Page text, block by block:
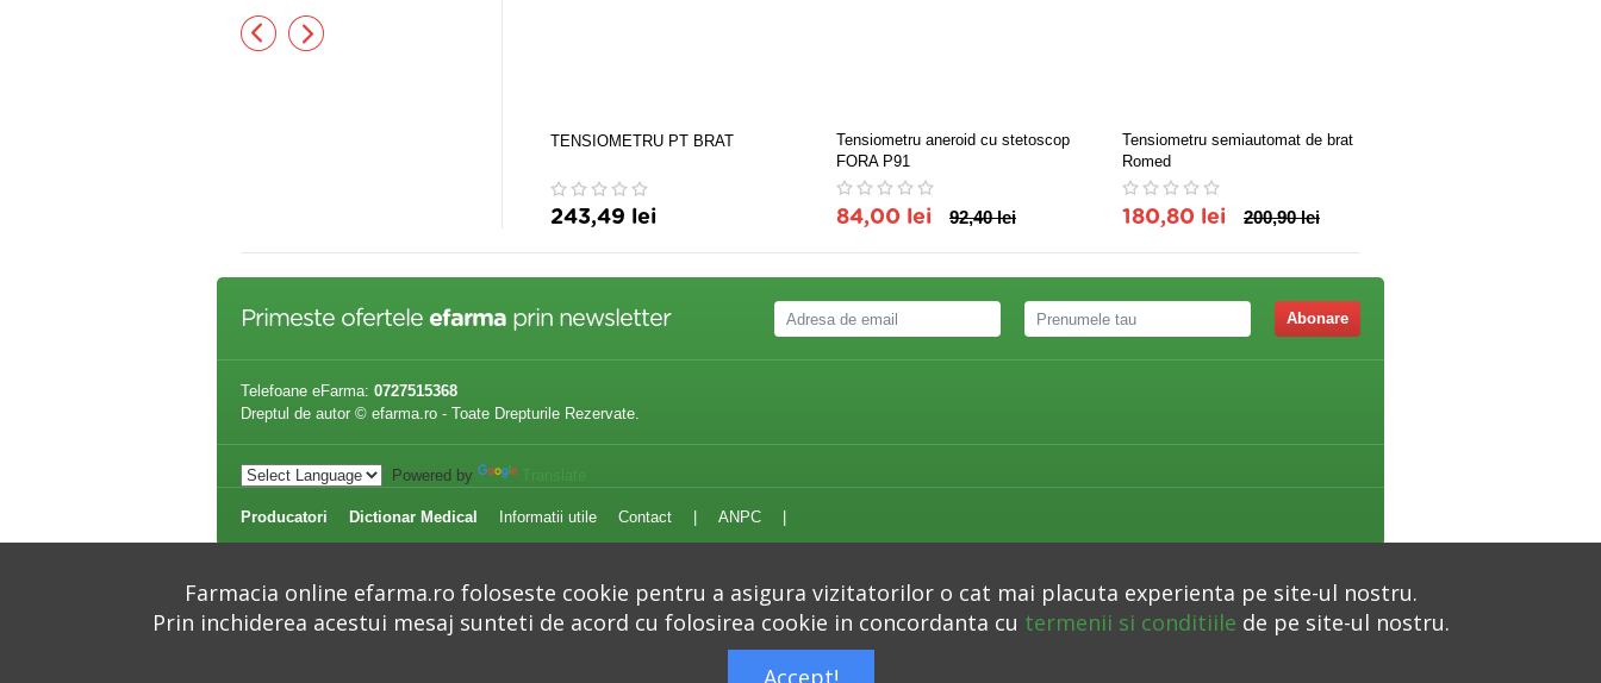
TENSIOMETRU PT BRAT
243,49 lei
Tensiometru aneroid cu stetoscop
FORA P91
84,00 lei 92,40 lei
Tensiometru semiautomat de brat
Romed
180,80 lei 200,90 lei
Primeste ofertele efarma prin newsletter Abonare
Telefoane eFarma: 0727515368
Dreptul de autor © efarma.ro - Toate Drepturile Rezervate.
Powered by
Producatori Dictionar Medical Informatii utile Contact ANPC
Autoritatea Nationala pentru Protectia Consumatorilor –
Farmacia online efarma.ro foloseste cookie pentru a asigura vizitatorilor o cat mai placuta experienta pe site-ul nostru.
Prin inchiderea acestui mesaj sunteti de acord cu folosirea cookie in concordanta cu termenii si conditiile de pe site-ul nostru.
Accept!